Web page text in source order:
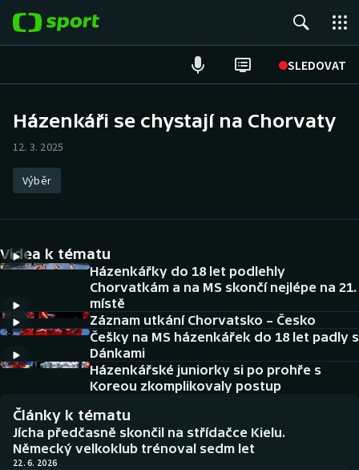
SLEDOVAT
Hokej
Tenis
Atletika
Cyklistika
DALŠÍ SPORTY
Americký fotbal
Baseball a softbal
Basketbal
Biatlon
NEPŘEHLÉDNĚTE
Soutěže
Historické návraty
Aplikace ČT sport
Házenkáři se chystají na Chorvaty
12. 3. 2025
Výběr
Videa k tématu
Házenkářky do 18 let podlehly
Chorvatkám a na MS skončí nejlépe na 21.
místě
Záznam utkání Chorvatsko – Česko
Češky na MS házenkářek do 18 let padly s
Dánkami
Házenkářské juniorky si po prohře s
Koreou zkomplikovaly postup
Články k tématu
Jícha předčasně skončil na střídačce Kielu.
Německý velkoklub trénoval sedm let
22. 6. 2026